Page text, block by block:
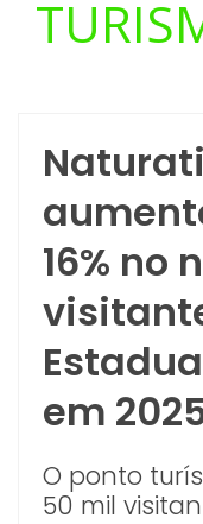
16% no
em
O ponto
50 mil